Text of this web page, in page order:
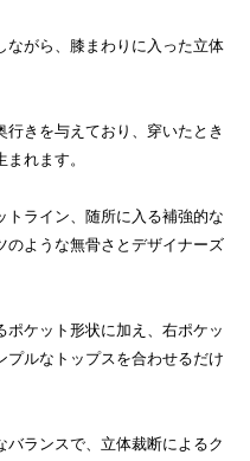
ながら、膝まわりに入った立体
きを与えており、穿いたとき
れます。
トライン、随所に入る補強的な
のような無骨さとデザイナーズ
ケット形状に加え、右ポケッ
プルなトップスを合わせるだけ
ランスで、立体裁断によるク